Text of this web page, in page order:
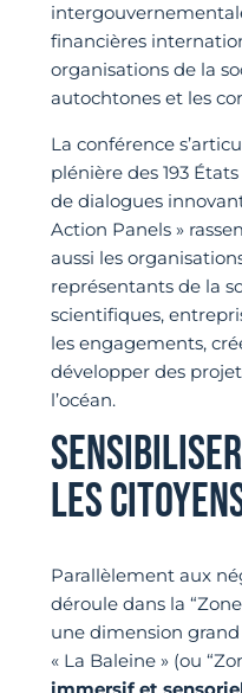
financières
organisations de la
autochtones et les
La conférence
plénière des 193
de dialogues
Action Panels »
aussi les
représentants de la
scientifiques,
les engagements,
développer des
l’océan.
LES
Parallèlement aux
déroule dans la
une dimension
« La Baleine » (ou